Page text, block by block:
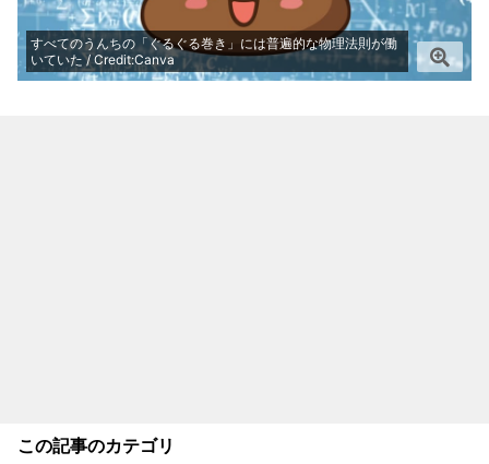
すべてのうんちの「ぐるぐる巻き」には普遍的な物理法則が働
いていた / Credit:Canva
この記事のカテゴリ